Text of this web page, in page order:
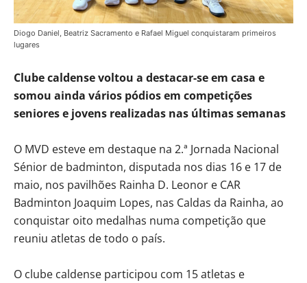
Diogo Daniel, Beatriz Sacramento e Rafael Miguel conquistaram primeiros
lugares
Clube caldense voltou a destacar-se em casa e
somou ainda vários pódios em competições
seniores e jovens realizadas nas últimas semanas
O MVD esteve em destaque na 2.ª Jornada Nacional
Sénior de badminton, disputada nos dias 16 e 17 de
maio, nos pavilhões Rainha D. Leonor e CAR
Badminton Joaquim Lopes, nas Caldas da Rainha, ao
conquistar oito medalhas numa competição que
reuniu atletas de todo o país.
O clube caldense participou com 15 atletas e